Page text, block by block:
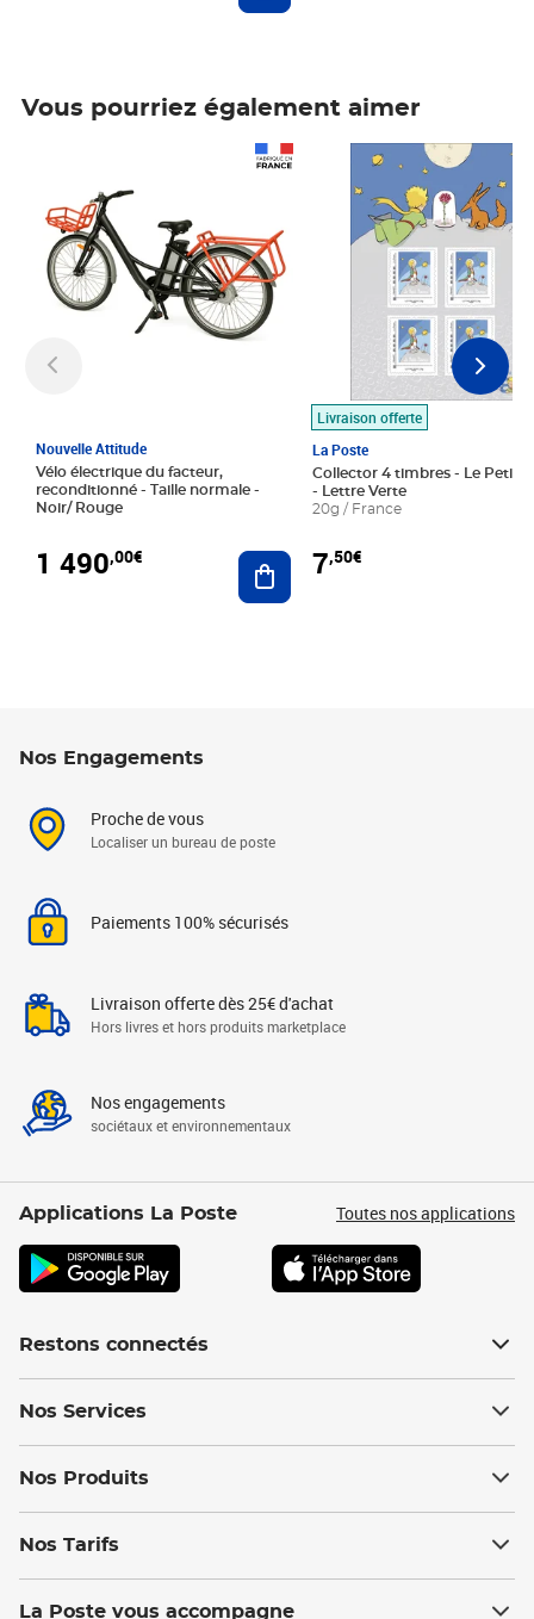
Vous pourriez également aimer
Nouvelle Attitude
Vélo électrique du facteur,
reconditionné - Taille normale -
Noir/ Rouge
1 490,00€ Ajouter au panier
Livraison offerte
La Poste
Collector 4 timbres - Le Petit
- Lettre Verte
20g / France
7,50€
Prix 7,50€
Nos Engagements
Proche de vous
Localiser un bureau de poste
Paiements 100% sécurisés
Livraison offerte dès 25€ d'achat
Hors livres et hors produits marketplace
Nos engagements
sociétaux et environnementaux
Applications La Poste Toutes nos applications
Restons connectés
Nos Services
Nos Produits
Nos Tarifs
La Poste vous accompagne